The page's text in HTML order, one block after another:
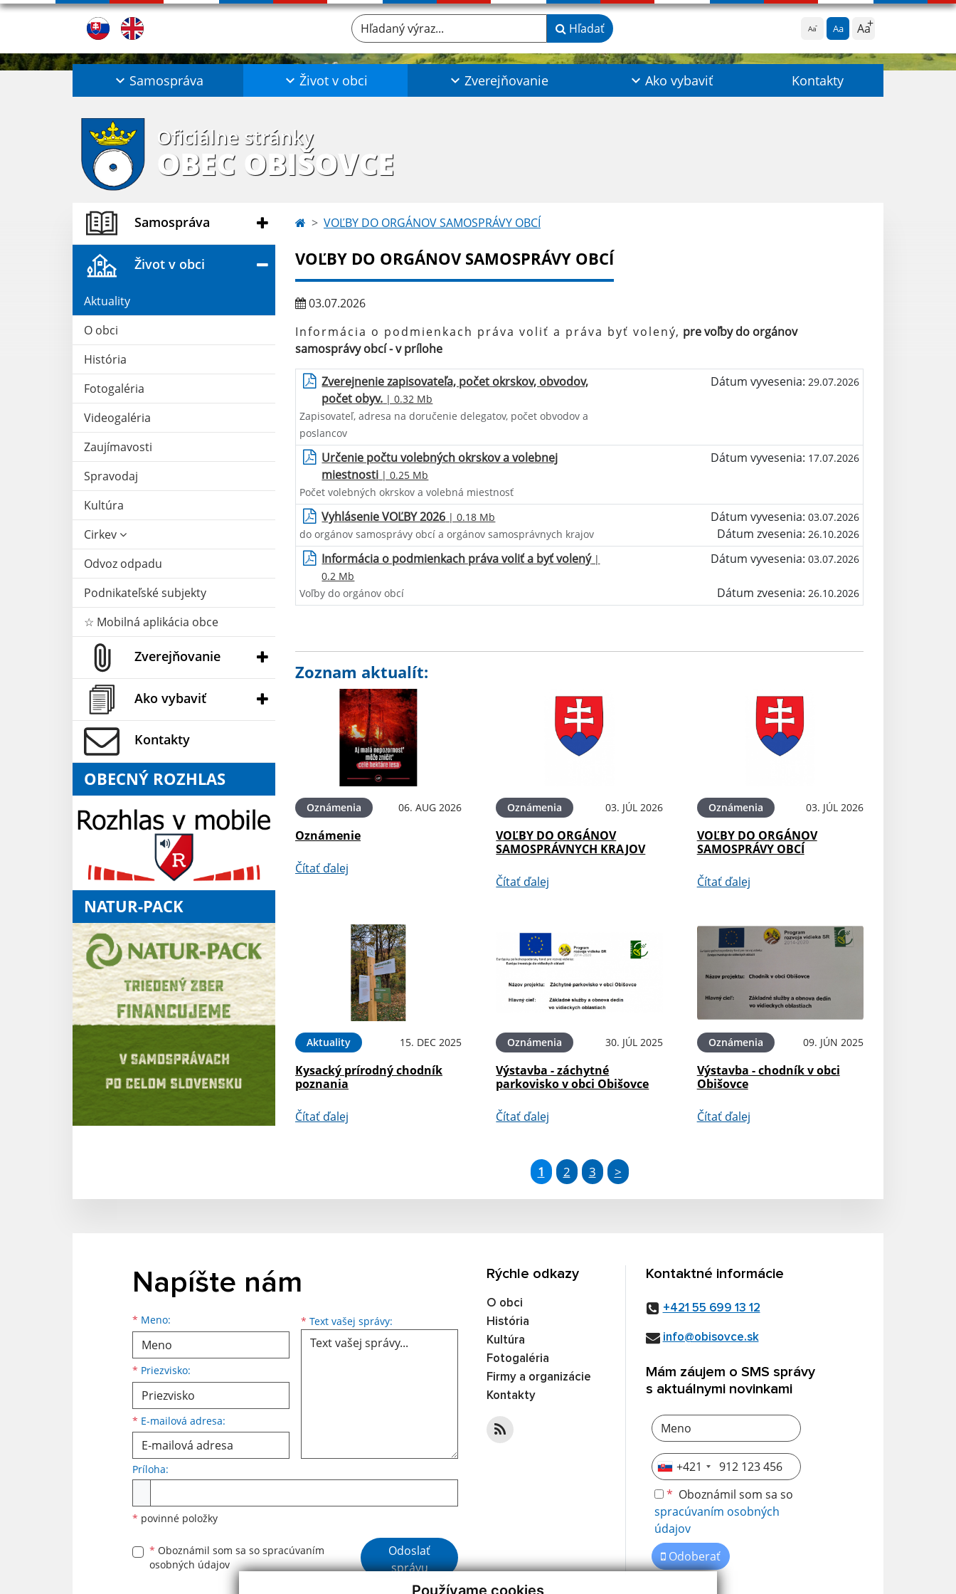
Používame cookies
Aa Aa Aa
Hľadaný výraz... Hľadať
Samospráva Život v obci Zverejňovanie Ako vybaviť Kontakty
Oficiálne stránky
OBEC OBIŠOVCE
Samospráva
Život v obci
Aktuality
O obci
História
Fotogaléria
Videogaléria
Zaujímavosti
Spravodaj
Kultúra
Cirkev
Odvoz odpadu
Podnikateľské subjekty
☆ Mobilná aplikácia obce
Zverejňovanie
Ako vybaviť
Kontakty
OBECNÝ ROZHLAS
NATUR-PACK
VOĽBY DO ORGÁNOV SAMOSPRÁVY OBCÍ
VOĽBY DO ORGÁNOV SAMOSPRÁVY OBCÍ
03.07.2026
Informácia o podmienkach práva voliť a práva byť volený, pre voľby do orgánov
samosprávy obcí - v prílohe
Zverejnenie zapisovateľa, počet okrskov, obvodov,
počet obyv. | 0.32 Mb
Dátum vyvesenia: 29.07.2026
Zapisovateľ, adresa na doručenie delegatov, počet obvodov a
poslancov
Určenie počtu volebných okrskov a volebnej
miestnosti | 0.25 Mb
Dátum vyvesenia: 17.07.2026
Počet volebných okrskov a volebná miestnosť
Vyhlásenie VOĽBY 2026 | 0.18 Mb Dátum vyvesenia: 03.07.2026
do orgánov samosprávy obcí a orgánov samosprávnych krajov
Dátum zvesenia: 26.10.2026
Informácia o podmienkach práva voliť a byť volený|
0.2 Mb
Dátum vyvesenia: 03.07.2026
Voľby do orgánov obcí Dátum zvesenia: 26.10.2026
Zoznam aktualít:
Oznámenia 06. AUG 2026
Oznámenie
Čítať ďalej
Oznámenia 03. JÚL 2026
VOĽBY DO ORGÁNOV
SAMOSPRÁVNYCH KRAJOV
Čítať ďalej
Oznámenia 03. JÚL 2026
VOĽBY DO ORGÁNOV
SAMOSPRÁVY OBCÍ
Čítať ďalej
Aktuality 15. DEC 2025
Kysacký prírodný chodník
poznania
Čítať ďalej
Oznámenia 30. JÚL 2025
Výstavba - záchytné
parkovisko v obci Obišovce
Čítať ďalej
Oznámenia 09. JÚN 2025
Výstavba - chodník v obci
Obišovce
Čítať ďalej
1 2 3 >
Napíšte nám
* Meno:
Meno
* Priezvisko:
Priezvisko
* E-mailová adresa:
E-mailová adresa * Text vašej správy: Text vašej správy...
Príloha:
* povinné položky
* Oboznámil som sa so spracúvaním
osobných údajov
Google reCaptcha Response
Odoslať
správu
Rýchle odkazy
O obci
História
Kultúra
Fotogaléria
Firmy a organizácie
Kontakty
Kontaktné informácie
+421 55 699 13 12
info@obisovce.sk
Mám záujem o SMS správy
s aktuálnymi novinkami
+421
* Oboznámil som sa so
spracúvaním osobných
údajov
Odoberať